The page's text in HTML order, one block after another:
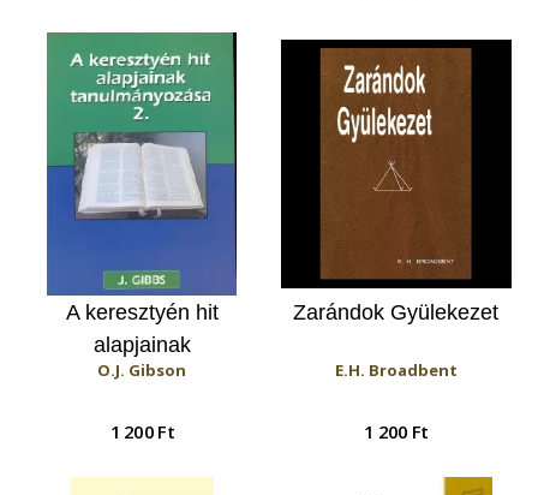
A keresztyén hit
alapjainak
tanulmányozása 2.
O.J. Gibson
1 200 Ft
Zarándok Gyülekezet
E.H. Broadbent
1 200 Ft